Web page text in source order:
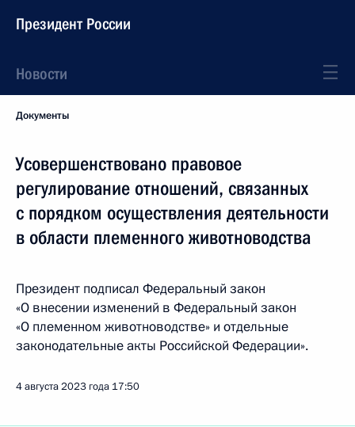
Президент России
Новости
Документы
Усовершенствовано правовое
регулирование отношений, связанных
с порядком осуществления деятельности
в области племенного животноводства
Президент подписал Федеральный закон
«О внесении изменений в Федеральный закон
«О племенном животноводстве» и отдельные
законодательные акты Российской Федерации».
4 августа 2023 года 17:50